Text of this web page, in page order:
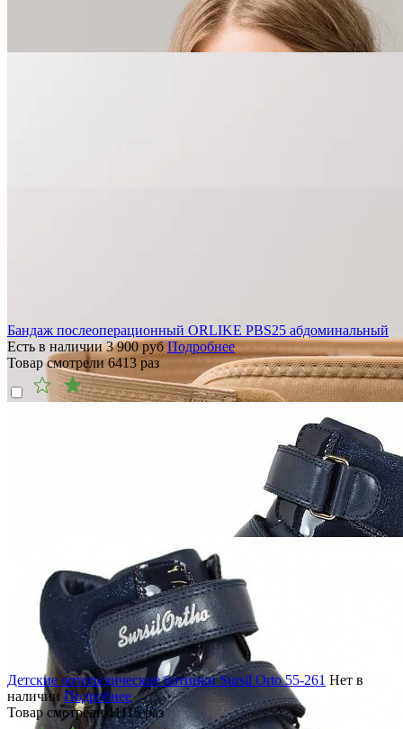
Бандаж послеоперационный ORLIKE PBS25 абдоминальный
Есть в наличии 3 900руб Подробнее
Товар смотрели 6413 раз
Детские ортопедические ботинки Sursil Orto 55-261 Нет в
наличии Подробнее
Товар смотрели11115раз